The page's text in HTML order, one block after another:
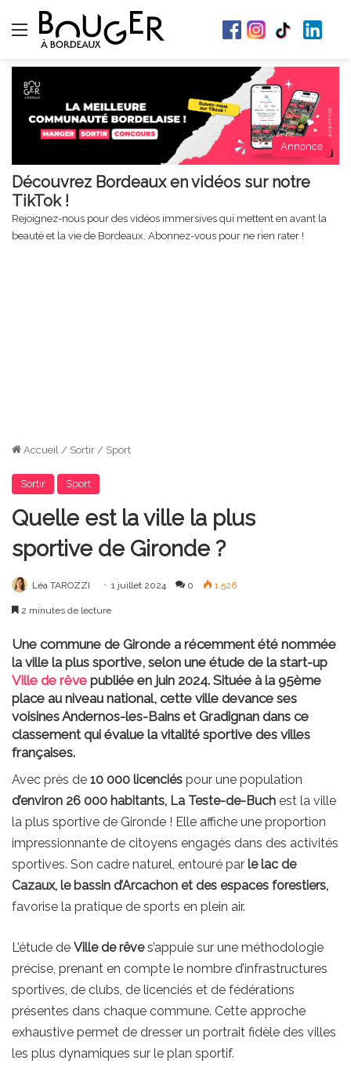
Menu
Annonce
Découvrez Bordeaux en vidéos sur notre
TikTok !
Rejoignez-nous pour des vidéos immersives qui mettent en avant la
beauté et la vie de Bordeaux. Abonnez-vous pour ne rien rater !
Accueil / Sortir / Sport
Sortir Sport
Quelle est la ville la plus
sportive de Gironde ?
Léa TAROZZI 1 juillet 2024 0 1 526
2 minutes de lecture
Une commune de Gironde a récemment été nommée
la ville la plus sportive, selon une étude de la start-up
Ville de rêve publiée en juin 2024. Située à la 95ème
place au niveau national, cette ville devance ses
voisines Andernos-les-Bains et Gradignan dans ce
classement qui évalue la vitalité sportive des villes
françaises.
Avec près de 10 000 licenciés pour une population
d’environ 26 000 habitants, La Teste-de-Buch est la ville
la plus sportive de Gironde ! Elle affiche une proportion
impressionnante de citoyens engagés dans des activités
sportives. Son cadre naturel, entouré par le lac de
Cazaux, le bassin d’Arcachon et des espaces forestiers,
favorise la pratique de sports en plein air.
L’étude de Ville de rêves’appuie sur une méthodologie
précise, prenant en compte le nombre d’infrastructures
sportives, de clubs, de licenciés et de fédérations
présentes dans chaque commune. Cette approche
exhaustive permet de dresser un portrait fidèle des villes
les plus dynamiques sur le plan sportif.